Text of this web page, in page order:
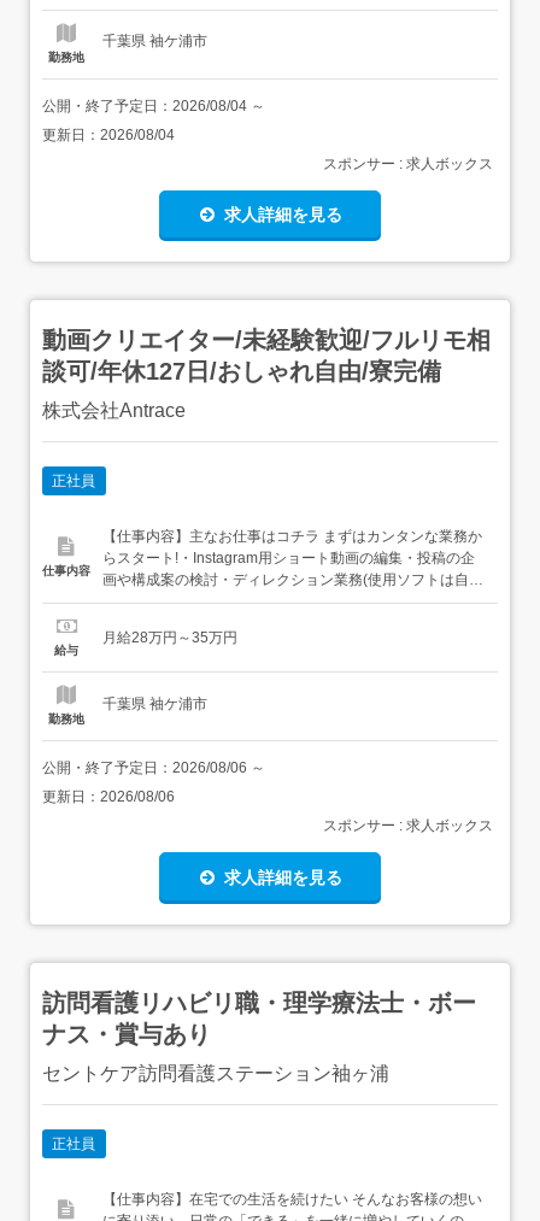
勤務地
千葉県 袖ケ浦市
公開・終了予定日： 2026/08/04 ～
更新日： 2026/08/04
スポンサー : 求人ボックス
求人詳細を見る
動画クリエイター/未経験歓迎/フルリモ相
談可/年休127日/おしゃれ自由/寮完備
株式会社Antrace
正社員
仕事内容
【仕事内容】主なお仕事はコチラ まずはカンタンな業務か
らスタート!・Instagram用ショート動画の編集・投稿の企
画や構成案の検討・ディレクション業務(使用ソフトは自
由!CapCutを使うことが多いです) 慣れてきたらこんなお仕
画の編集・テロップ入れやサムネ作成 など 成長のSTEP <
給与
月給28万円～35万円
勤務地
千葉県 袖ケ浦市
公開・終了予定日： 2026/08/06 ～
更新日： 2026/08/06
スポンサー : 求人ボックス
求人詳細を見る
訪問看護リハビリ職・理学療法士・ボー
ナス・賞与あり
セントケア訪問看護ステーション袖ヶ浦
正社員
【仕事内容】在宅での生活を続けたい そんなお客様の想い